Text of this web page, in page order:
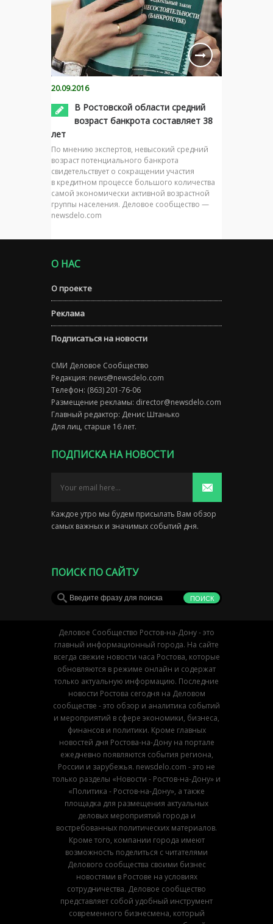
20.09.2016
В Ростовской области средний
возраст банкрота составляет 38
лет
По мнению экспертов, невысокий средний
возраст потенциального банкрота
свидетельствует о сокращении участия
в кредитном процессе большого количества
самой экономически активной возрастной
группы населения. Деловое сообщество —
newsdelo.com
О НАС
О проекте
Реклама
Подписаться на новости
СМИ Деловое Сообщество
Редакция: news@newsdelo.com
Телефон: (863) 201-76-06
Размещение рекламы: director@newsdelo.com
Главный редактор: Денис Штанько
Для лиц, старше 16 лет.
ПОДПИСКА НА НОВОСТИ
Каждое утро мы будем присылать Вам обзор
самых важных и значимых событий дня.
ПОИСК ПО САЙТУ
Деловое Сообщество Ростов-на-Дону - это
главный информационный города. На сайте
всегда свежие новости часа Ростова, которые
обновляются в режиме онлайн и содержат
только актуальную информацию. Последние
новости Ростова сегодня на Деловом
сообществе - это обзор и аналитика событий
и мероприятий в сфере экономики, бизнеса,
финансов и политики. Кроме главных
новостей дня Ростова-на-Дону на портале
ежедневно появляются события региона,
России и зарубежья. newsdelo.com - это не
только разделы «Новости - Ростов-на-Дону» и
«Политика - Ростов-на-Дону», а также
площадка для размещения актуальных
деловых мероприятий города и
востребованных политических материалов.
Кроме того, компании города имеют
возможность поделиться с читателями
Делового сообщества своими бизнес
новостями в Ростове на условиях
сотрудничества. Деловое сообщество
представляет собой удобный инструмент
современного бизнесмена, который